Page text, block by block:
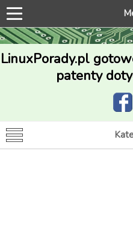
LinuxPorady.pl
patenty